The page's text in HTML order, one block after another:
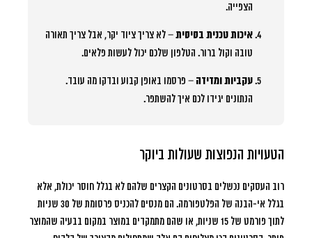
הצפייה.
איכות טכנית בסיסית– לא צריך ציוד יקר, אבל צריך תאורה
טובה וקול ברור. הטלפון שלכם יכול לעשות פלאים.
עקביות ומדידה – פרסמו באופן קבוע ובדקו מה עובד.
הנתונים יגידו לכם איך להשתפר.
הטעויות הנפוצות שעולות ביוקר
רוב העסקים נכשלים בסרטונים הקצרים שלהם לא בגלל חוסר יכולת, אלא
בגלל אי-הבנה של הפלטפורמה. הם מנסים להכניס פרסומת של 30 שניות
לתוך פורמט של 15 שניות, או שהם מתמקדים במוצר במקום בבעיה שהמוצר